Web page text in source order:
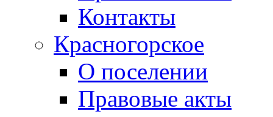
Контакты
Красногорское
О поселении
Правовые акты